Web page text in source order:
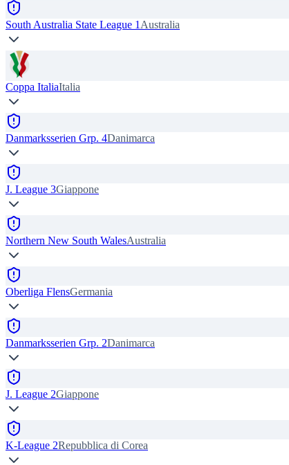
South Australia State League 1 Australia
Coppa ItaliaItalia
Danmarksserien Grp. 4Danimarca
J. League 3Giappone
Northern New South WalesAustralia
Oberliga FlensGermania
Danmarksserien Grp. 2Danimarca
J. League 2Giappone
K-League 2Repubblica di Corea